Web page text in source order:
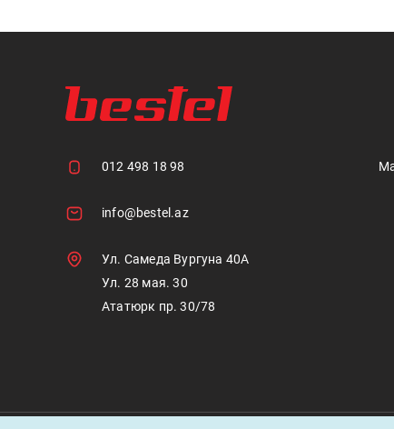
012 498 18 98
info@bestel.az
Ул. Самеда Вургуна 40А
Ул. 28 мая. 30
Ататюрк пр. 30/78